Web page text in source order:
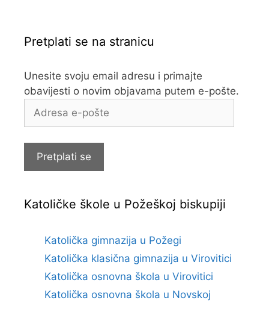
Pretplati se na stranicu
Unesite svoju email adresu i primajte
obavijesti o novim objavama putem e-pošte.
Adresa
Pretplati se
Katoličke škole u Požeškoj biskupiji
Katolička gimnazija u Požegi
Katolička klasična gimnazija u Virovitici
Katolička osnovna škola u Virovitici
Katolička osnovna škola u Novskoj